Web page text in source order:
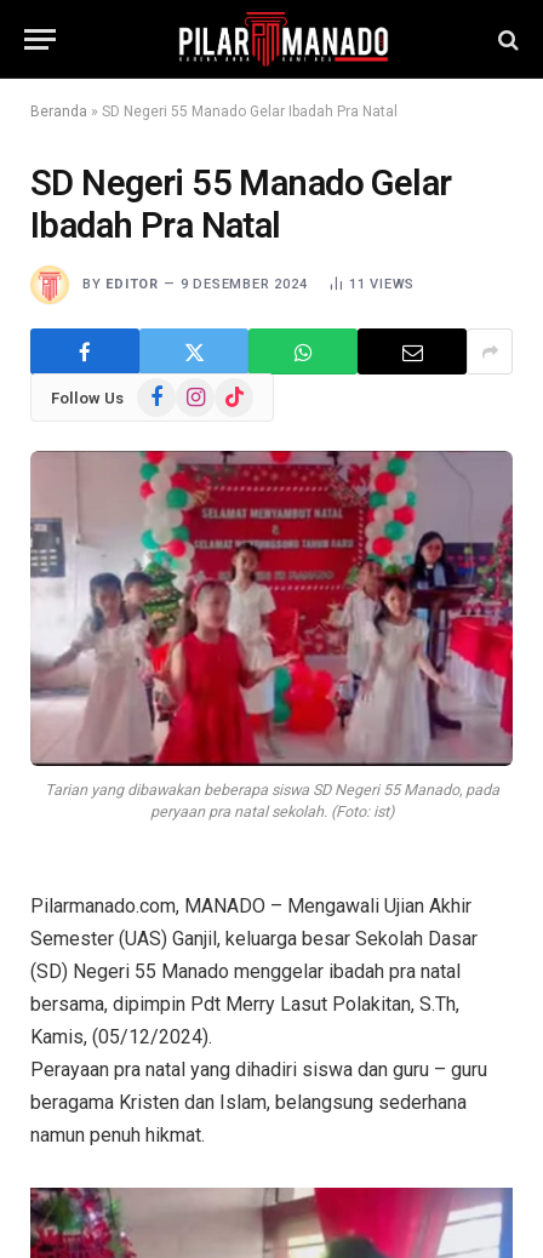
Beranda » SD Negeri 55 Manado Gelar Ibadah Pra Natal
SD Negeri 55 Manado Gelar
Ibadah Pra Natal
BY EDITOR 9 DESEMBER 2024 11VIEWS
Follow Us FacebookInstagram
TikTok
Tarian yang dibawakan beberapa siswa SD Negeri 55 Manado, pada
peryaan pra natal sekolah. (Foto: ist)
Pilarmanado.com, MANADO – Mengawali Ujian Akhir
Semester (UAS) Ganjil, keluarga besar Sekolah Dasar
(SD) Negeri 55 Manado menggelar ibadah pra natal
bersama, dipimpin Pdt Merry Lasut Polakitan, S.Th,
Kamis, (05/12/2024).
Perayaan pra natal yang dihadiri siswa dan guru – guru
beragama Kristen dan Islam, belangsung sederhana
namun penuh hikmat.